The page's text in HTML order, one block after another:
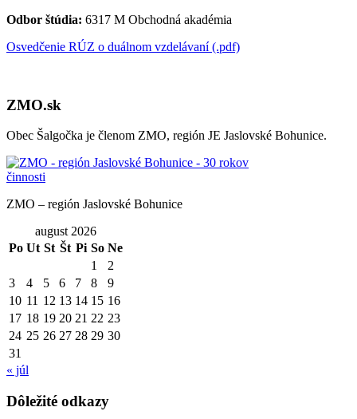
Odbor štúdia: 6317 M Obchodná akadémia
Osvedčenie RÚZ o duálnom vzdelávaní (.pdf)
ZMO.sk
Obec Šalgočka je členom ZMO, región JE Jaslovské Bohunice.
ZMO – región Jaslovské Bohunice
august 2026
Po Ut St Št Pi So Ne
1
2
3
4 5 6 7 8
9
10 11 12 13 14 15 16
17 18 19 20 21 22 23
24 25 26 27 28 29 30
31
« júl
Dôležité odkazy